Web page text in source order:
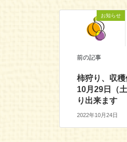
お知らせ
前の記事
柿狩り、収
10月29日（
り出来ます
2022年10月24日